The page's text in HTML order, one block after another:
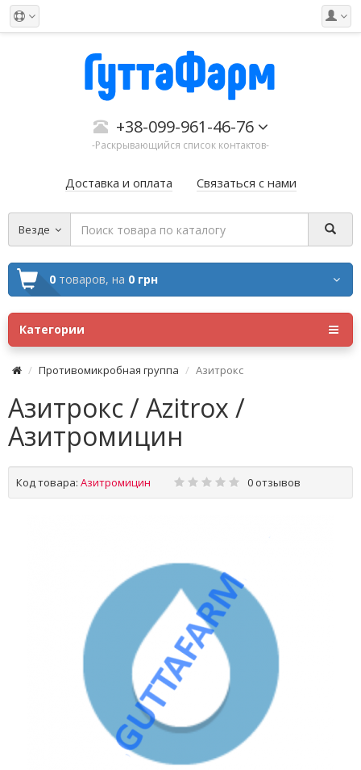
+38-099-961-46-76
-Раскрывающийся список контактов-
Доставка и оплата Связаться с нами
Везде
0 товаров, на 0 грн
Категории
Противомикробная группа Азитрокс
Азитрокс / Azitrox /
Азитромицин
Код товара: Азитромицин 0 отзывов